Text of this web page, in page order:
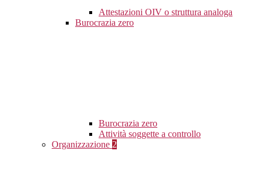
Attestazioni OIV o struttura analoga
Burocrazia zero
Burocrazia zero
Attività soggette a controllo
Organizzazione 2